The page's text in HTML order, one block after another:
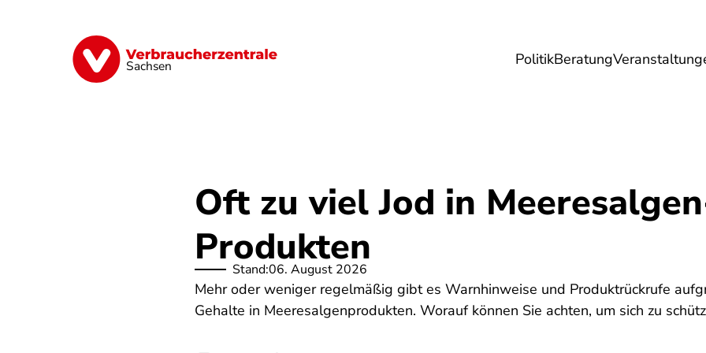
Sachsen PolitikBeratung
Vorsorge Verträge Geld & Versicherungen Digitales Energie &
Oft zu viel Jod in
Produkten
Stand:06. August 2026
Mehr oder weniger regelmäßig gibt es Warnhinweise und Produktrückrufe
Gehalte in Meeresalgenprodukten. Worauf können Sie achten, um sich zu